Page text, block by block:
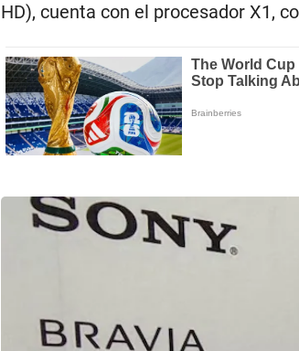
HD), cuenta con el procesador X1,